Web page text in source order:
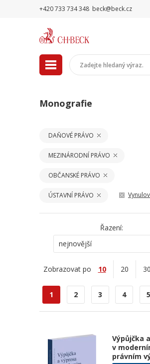
+420 733 734 348 beck@beck.cz
Monografie
DAŇOVÉ PRÁVO
MEZINÁRODNÍ PRÁVO
OBČANSKÉ PRÁVO
ÚSTAVNÍ PRÁVO
Řazení:
nejnovější
Zobrazovat po 10 20 30
1 2 3 4 5
Výpůjčka
v
právním